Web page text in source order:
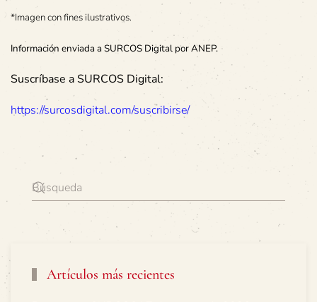
*Imagen con fines ilustrativos.
Información enviada a SURCOS Digital por ANEP.
Suscríbase a SURCOS Digital:
https://surcosdigital.com/suscribirse/
Artículos más recientes